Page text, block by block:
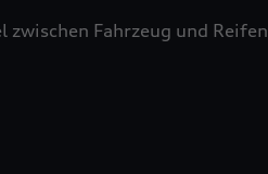
zwischen Fahrzeug und Reifen